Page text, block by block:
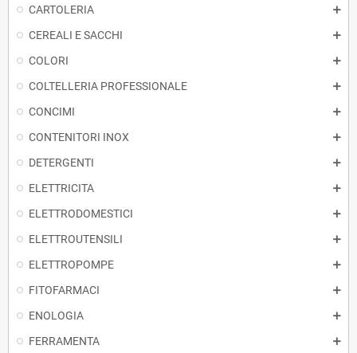
CARTOLERIA
CEREALI E SACCHI
COLORI
COLTELLERIA PROFESSIONALE
CONCIMI
CONTENITORI INOX
DETERGENTI
ELETTRICITA
ELETTRODOMESTICI
ELETTROUTENSILI
ELETTROPOMPE
FITOFARMACI
ENOLOGIA
FERRAMENTA